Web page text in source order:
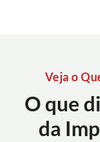
Veja o
O que
da